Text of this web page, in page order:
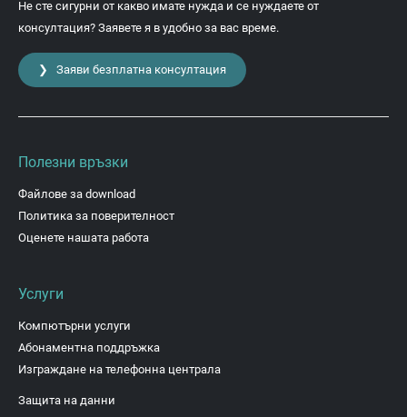
Не сте сигурни от какво имате нужда и се нуждаете от
консултация? Заявете я в удобно за вас време.
❯ Заяви безплатна консултация
Полезни връзки
Файлове за download
Политика за поверителност
Оценете нашата работа
Услуги
Компютърни услуги
Абонаментна поддръжка
Изграждане на телефонна централа
Защита на данни